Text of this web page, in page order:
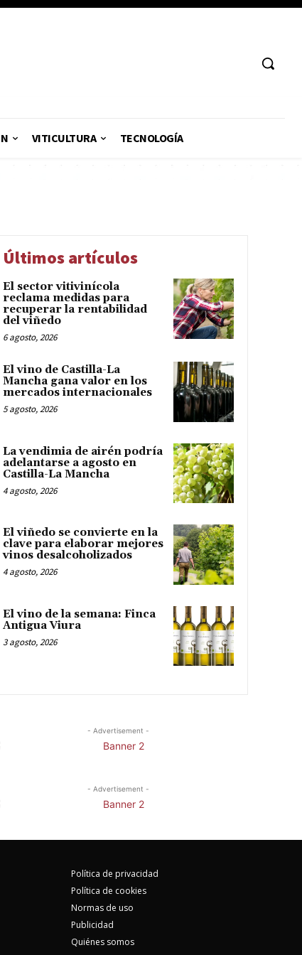
VITICULTURA TECNOLOGÍA
Últimos artículos
El sector vitivinícola
reclama medidas para
recuperar la rentabilidad
del viñedo
6 agosto, 2026
El vino de Castilla-La
Mancha gana valor en los
mercados internacionales
5 agosto, 2026
La vendimia de airén podría
adelantarse a agosto en
Castilla-La Mancha
4 agosto, 2026
El viñedo se convierte en la
clave para elaborar mejores
vinos desalcoholizados
4 agosto, 2026
El vino de la semana: Finca
Antigua Viura
3 agosto, 2026
- Advertisement -
- Advertisement -
Política de privacidad
Política de cookies
Normas de uso
Publicidad
Quiénes somos